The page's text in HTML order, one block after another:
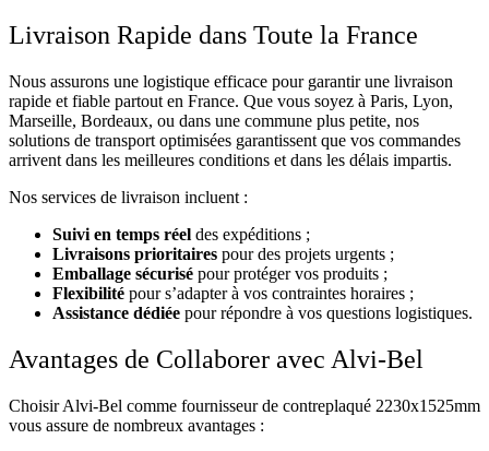
Livraison Rapide dans Toute la France
Nous assurons une logistique efficace pour garantir une livraison
rapide et fiable partout en France. Que vous soyez à Paris, Lyon,
Marseille, Bordeaux, ou dans une commune plus petite, nos
solutions de transport optimisées garantissent que vos commandes
arrivent dans les meilleures conditions et dans les délais impartis.
Nos services de livraison incluent :
Suivi en temps réel des expéditions ;
Livraisons prioritaires pour des projets urgents ;
Emballage sécurisé pour protéger vos produits ;
Flexibilité pour s’adapter à vos contraintes horaires ;
Assistance dédiée pour répondre à vos questions logistiques.
Avantages de Collaborer avec Alvi-Bel
Choisir Alvi-Bel comme fournisseur de contreplaqué 2230х1525mm
vous assure de nombreux avantages :